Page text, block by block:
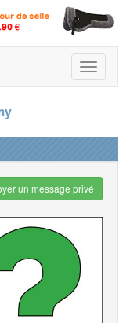
Toggle
un message privé